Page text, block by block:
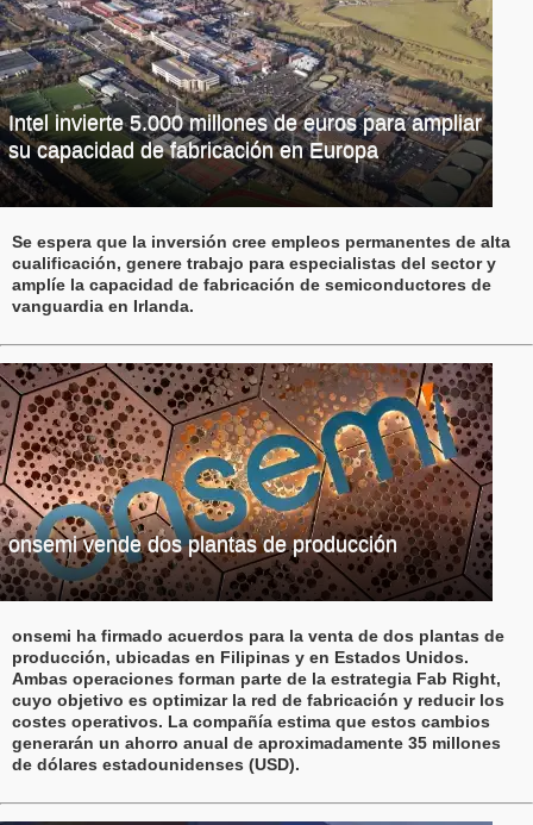
Intel invierte 5.000 millones de euros para ampliar
su capacidad de fabricación en Europa
Se espera que la inversión cree empleos permanentes de alta
cualificación, genere trabajo para especialistas del sector y
amplíe la capacidad de fabricación de semiconductores de
vanguardia en Irlanda.
onsemi vende dos plantas de producción
onsemi ha firmado acuerdos para la venta de dos plantas de
producción, ubicadas en Filipinas y en Estados Unidos.
Ambas operaciones forman parte de la estrategia Fab Right,
cuyo objetivo es optimizar la red de fabricación y reducir los
costes operativos. La compañía estima que estos cambios
generarán un ahorro anual de aproximadamente 35 millones
de dólares estadounidenses (USD).